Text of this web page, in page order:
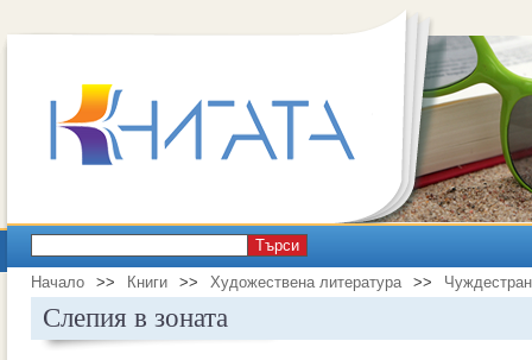
Търси
Начало >> Книги >> Художествена литература >>
Слепия в зоната